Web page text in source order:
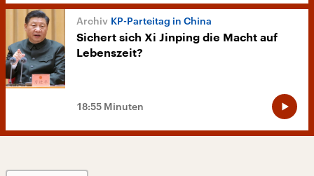
KP-Parteitag in China
Sichert sich Xi Jinping die Macht auf
Lebenszeit?
18:55 Minuten